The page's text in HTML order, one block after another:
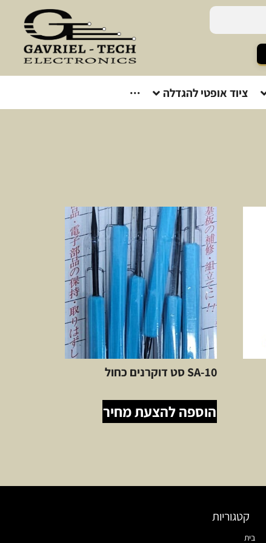
ציוד אופטי להגדלה ···
SA-10 סט דוקרנים כחול
הוספה להצעת מחיר
קטגוריות
בית